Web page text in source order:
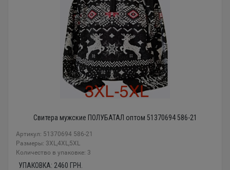
Свитера мужские ПОЛУБАТАЛ оптом 51370694 586-21
Артикул: 51370694 586-21
Размеры: 3XL,4XL,5XL
Количество в упаковке: 3
УПАКОВКА: 2460 ГРН.